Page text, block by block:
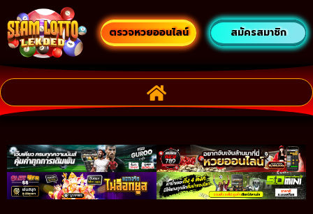
ตรวจหวยออนไลน์ สมัครสมาชิก